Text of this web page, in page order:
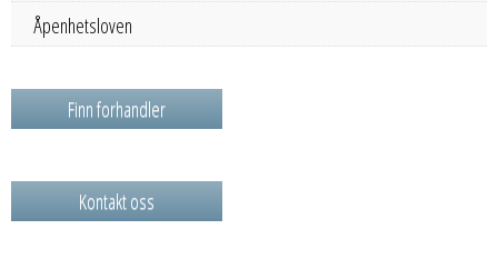
Åpenhetsloven
Finn forhandler
Kontakt oss